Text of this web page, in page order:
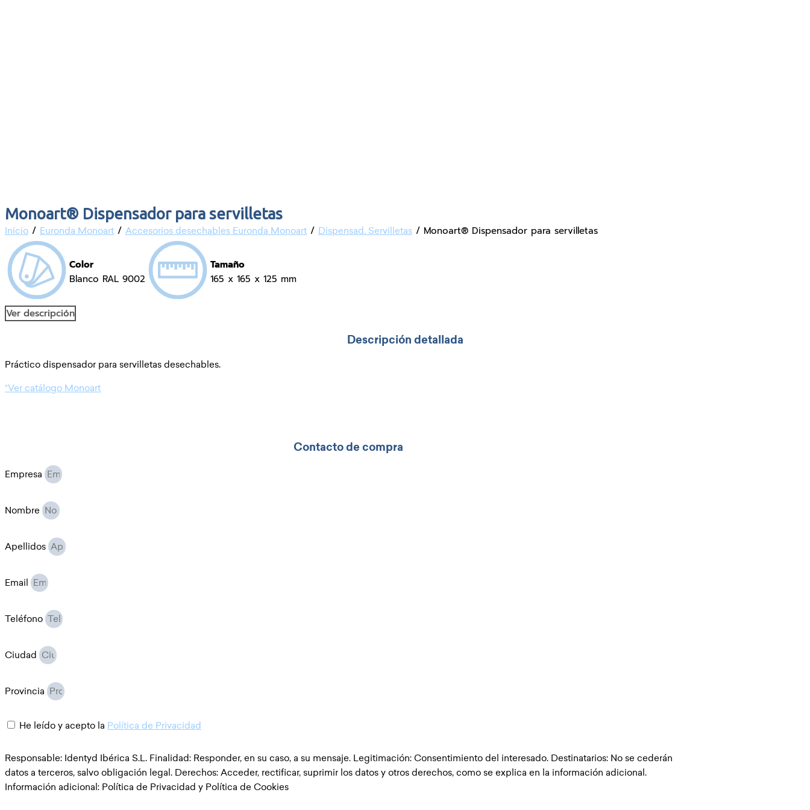
Monoart® Dispensador para servilletas
Inicio / Euronda Monoart / Accesorios desechables Euronda Monoart / Dispensad. Servilletas / Monoart® Dispensador para servilletas
Color
Blanco RAL 9002
Tamaño
165 x 165 x 125 mm
Ver descripción
Descripción detallada
Práctico dispensador para servilletas desechables.
*Ver catálogo Monoart
Contacto de compra
Empresa
Nombre
Apellidos
Email
Teléfono
Ciudad
Provincia
He leído y acepto la Política de Privacidad
Responsable: Identyd Ibérica S.L. Finalidad: Responder, en su caso, a su mensaje. Legitimación: Consentimiento del interesado. Destinatarios: No se cederán
datos a terceros, salvo obligación legal. Derechos: Acceder, rectificar, suprimir los datos y otros derechos, como se explica en la información adicional.
Información adicional: Política de Privacidad y Política de Cookies